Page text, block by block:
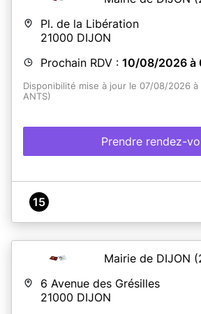
Pl. de la Libération
21000 DIJON
Prochain RDV : 10/08/2026 à
Disponibilité mise à jour le 07/08/2026 à
ANTS)
Prendre rendez-
15
Mairie de DIJON
6 Avenue des Grésilles
21000 DIJON